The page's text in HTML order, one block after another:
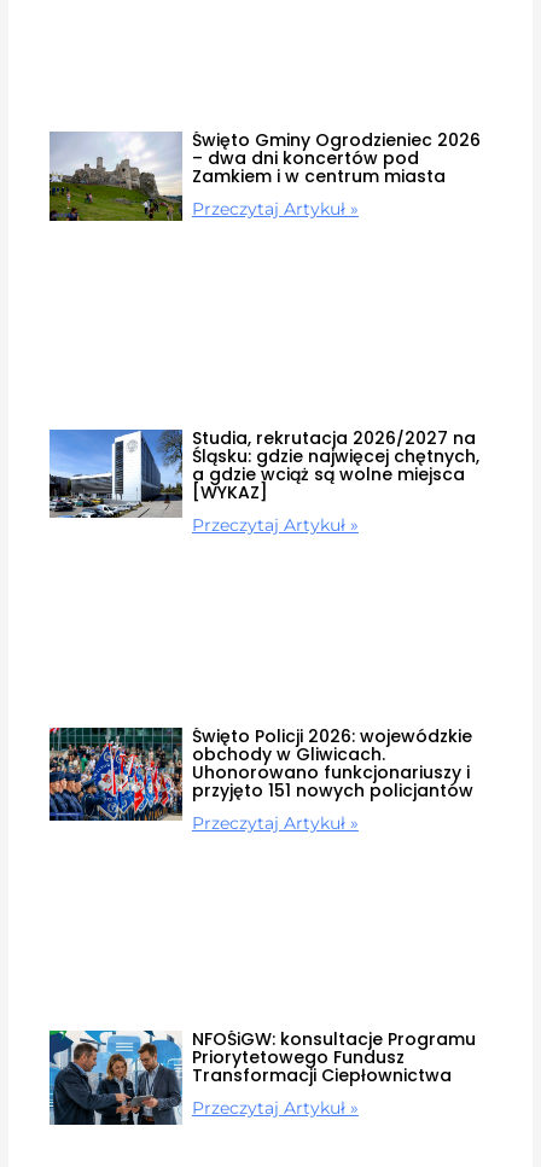
Święto Gminy Ogrodzieniec 2026
– dwa dni koncertów pod
Zamkiem i w centrum miasta
Przeczytaj Artykuł »
Studia, rekrutacja 2026/2027 na
Śląsku: gdzie najwięcej chętnych,
a gdzie wciąż są wolne miejsca
[WYKAZ]
Przeczytaj Artykuł »
Święto Policji 2026: wojewódzkie
obchody w Gliwicach.
Uhonorowano funkcjonariuszy i
przyjęto 151 nowych policjantów
Przeczytaj Artykuł »
NFOŚiGW: konsultacje Programu
Priorytetowego Fundusz
Transformacji Ciepłownictwa
Przeczytaj Artykuł »